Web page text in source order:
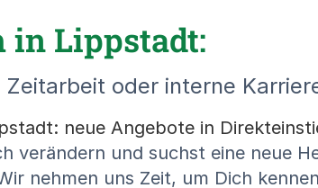
in Lippstadt:
oder interne
neue Angebote in
verändern und suchst eine neue
nehmen uns Zeit, um Dich